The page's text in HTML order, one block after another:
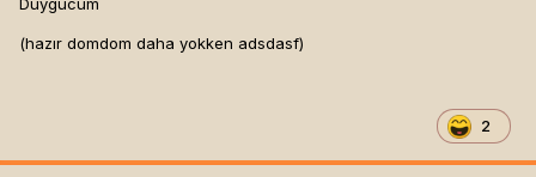
Duygucum
(hazır domdom daha yokken adsdasf)
2